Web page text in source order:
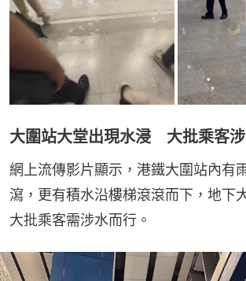
大圍站大堂出現水浸 大批乘客
網上流傳影片顯示，港鐵大圍站內有
瀉，更有積水沿樓梯滾滾而下，地下
大批乘客需涉水而行。